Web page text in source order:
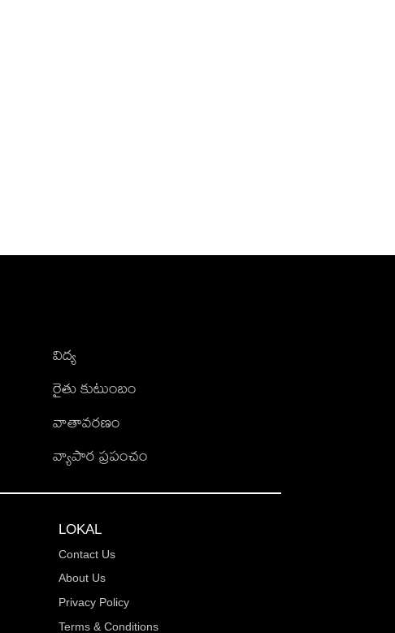
విద్య
రైతు కుటుంబం
వాతావరణం
వ్యాపార ప్రపంచం
LOKAL
Contact Us
About Us
Privacy Policy
Terms & Conditions